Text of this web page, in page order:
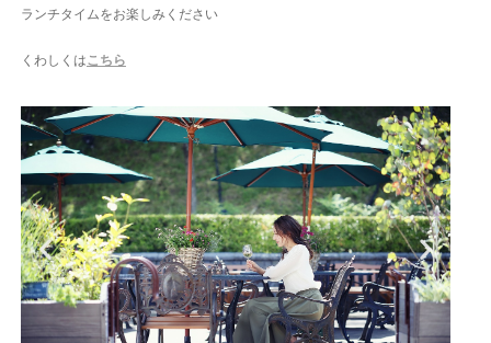
ランチタイムをお楽しみください
くわしくはこちら